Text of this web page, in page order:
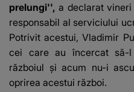
prelungi'',a declarat
responsabil al serviciului
Potrivit acestui, Vladimir
cei care au încercat să-l
războiul şi acum nu-i
oprirea acestui război.